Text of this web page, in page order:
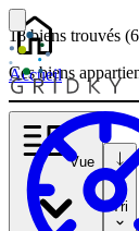
Accueil
18 biens trouvés
Ces biens
Vue
Tri